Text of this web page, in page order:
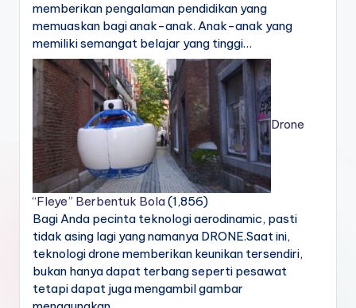
memberikan pengalaman pendidikan yang
memuaskan bagi anak-anak. Anak-anak yang
memiliki semangat belajar yang tinggi…
Drone
“Fleye” Berbentuk Bola(1,856)
Bagi Anda pecinta teknologi aerodinamic, pasti
tidak asing lagi yang namanya DRONE.Saat ini,
teknologi drone memberikan keunikan tersendiri,
bukan hanya dapat terbang seperti pesawat
tetapi dapat juga mengambil gambar